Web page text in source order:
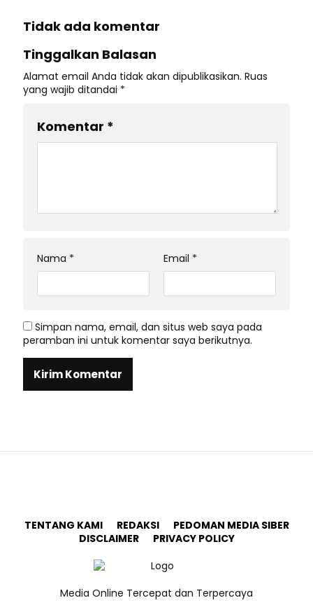
Tidak ada komentar
Tinggalkan Balasan
Alamat email Anda tidak akan dipublikasikan. Ruas
yang wajib ditandai *
Komentar *
Nama * Email *
Simpan nama, email, dan situs web saya pada
peramban ini untuk komentar saya berikutnya.
TENTANG KAMI REDAKSI
PEDOMAN MEDIA SIBER
DISCLAIMER
PRIVACY POLICY
Media Online Tercepat dan Terpercaya